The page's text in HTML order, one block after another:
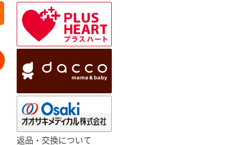
返品・交換について